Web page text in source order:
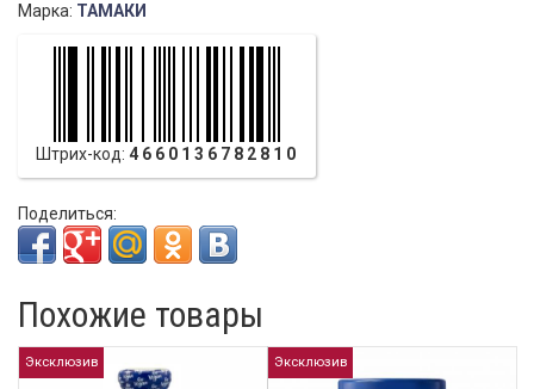
Марка: ТАМАКИ
Штрих-код: 4660136782810
Поделиться:
Похожие товары
Эксклюзив Эксклюзив